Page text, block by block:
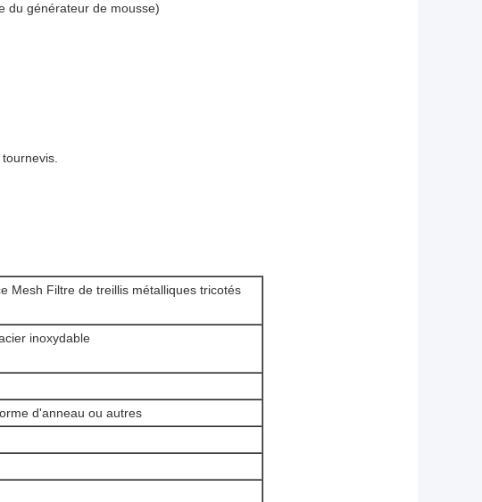
du générateur de mousse)
Mesh Filtre de treillis métalliques tricotés
inoxydable
d'anneau ou autres